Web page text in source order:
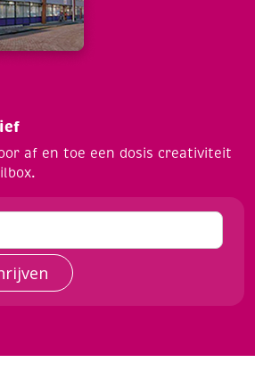
af en toe een dosis creativiteit